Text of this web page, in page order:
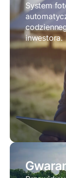
System
inwestora.